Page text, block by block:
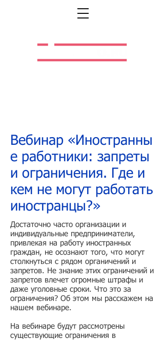
Вебинар «Иностранны
е работники: запреты
и ограничения. Где и
кем не могут работать
иностранцы?»
Достаточно часто организации и
индивидуальные предприниматели,
привлекая на работу иностранных
граждан, не осознают того, что могут
столкнуться с рядом органичений и
запретов. Не знание этих ограничений и
запретов влечет огромные штрафы и
даже уголовные сроки. Что это за
ограничения? Об этом мы расскажем на
нашем вебинаре.
На вебинаре будут рассмотрены
существующие ограничения в